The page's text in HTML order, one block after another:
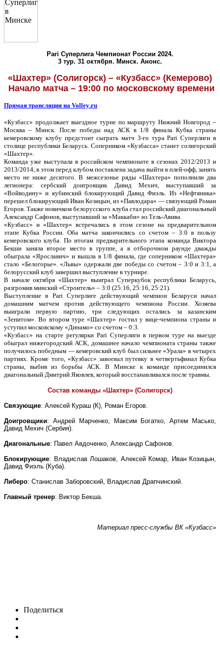
Pari Суперлига Чемпионат России 2024.
3 тур. 31 октября. Минск. Анонс.
«Шахтер» (Солигорск) – «Кузбасс» (Кемерово)
Начало матча – 19:00 по московскому времени
Прямая трансляция на Volley.ru
«Кузбасс» продолжает выездное турне по маршруту Нижний Новгород –
Москва – Минск. После победы над АСК в 1/8 финала Кубка страны
кемеровскому клубу предстоит сыграть матч 3-го тура Pari Суперлиги в
столице республики Беларусь. Соперником «Кузбасса» станет солигорский
«Шахтер».
Команда уже выступала в российском чемпионате в сезонах 2012/2013 и
2013/2014, в этом перед клубом поставлена задача выйти в плей-офф, занять
место не ниже десятого. В межсезонье ряды «Шахтера» пополнили два
легионера: сербский доигровщик Давид Мехич, выступавший за
«Войводину» и кубинский блокирующий Давид Фиэль. Из «Нефтяника»
перешел блокирующий Иван Козицын, из «Павлодара» — связующий Роман
Егоров. Также новичком белорусского клуба стал российский диагональный
Александр Сафонов, выступавший за «Маккаби» из Тель-Авива.
«Кузбасс» и «Шахтер» встречались в этом сезоне на предварительном
этапе Кубка России. Оба матча закончились со счетом – 3:0 в пользу
кемеровского клуба. По итогам предварительного этапа команда Виктора
Бекши заняла второе место в группе, а в отборочном раунде дважды
обыграла «Ярославич» и вышла в 1/8 финала, где соперником «Шахтера»
стало «Белогорье». «Львы» одержали две победы со счетом – 3:0 и 3:1, а
белорусский клуб завершил выступление в турнире.
В начале октября «Шахтер» выиграл Суперкубок республики Беларусь,
разгромив минский «Строитель» – 3:0 (25:16, 25:16, 25:21).
Выступление в Pari Суперлиге действующий чемпион Беларуси начал
домашним матчем против действующего чемпиона России. Хозяева
выиграли первую партию, три следующих остались за казанским
«Зенитом». Во втором туре «Шахтер» гостил у вице-чемпиона страны и
уступил московскому «Динамо» со счетом – 0:3.
«Кузбасс» на старте регулярки Pari Суперлиги в первом туре на выезде
обыграл нижегородский АСК, домашнее начало чемпионата страны также
получилось победным — кемеровский клуб был сильнее «Урала» в четырех
партиях. Кроме того, «Кузбасс» завоевал путевку в четвертьфинал Кубка
страны, выбив из борьбы АСК. В Минске к команде присоединился
диагональный Дмитрий Яковлев, который восстанавливался после травмы.
Состав команды «Шахтер» (Солигорск)
Связующие: Алексей Кураш (К), Роман Егоров.
Доигровщики: Андрей Марченко, Максим Богатко, Артем Масько,
Давид Мехич (Сербия).
Диагональные: Павел Авдоченко, Александр Сафонов.
Блокирующие: Владислав Лошаков, Алексей Комар, Иван Козицын,
Давид Фиэль (Куба).
Либеро: Станислав Заборовский, Владислав Драпчинский.
Главный тренер: Виктор Бекша.
Материал пресс-службы ВК «Кузбасс»
Поделиться